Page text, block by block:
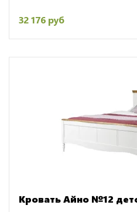
32 176 руб
Кровать Айно №12